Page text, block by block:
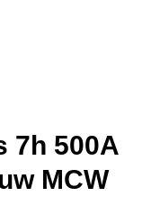
7h 500A
MCW